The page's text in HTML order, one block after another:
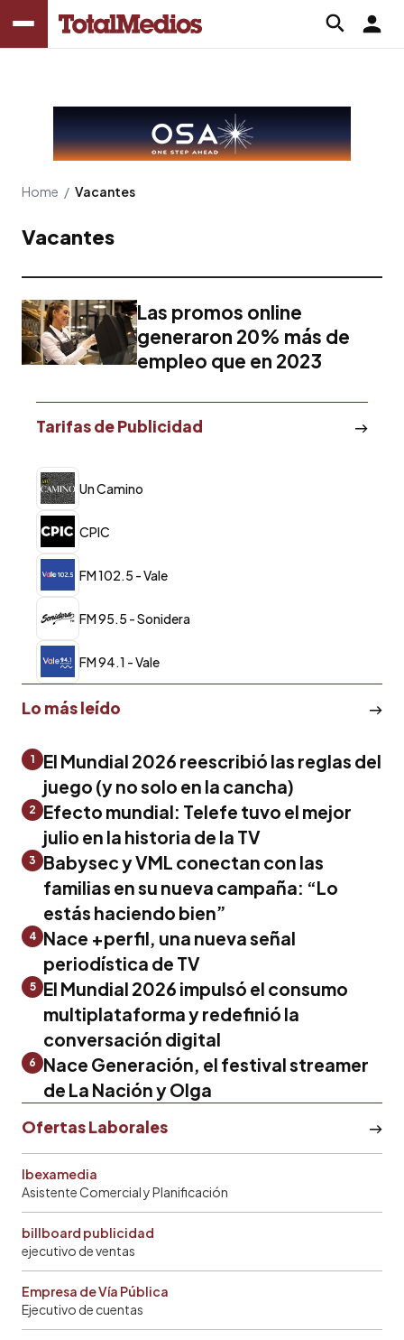
Home / Vacantes
Vacantes
Las promos online
generaron 20% más de
empleo que en 2023
Tarifas de Publicidad
Un Camino
CPIC
FM 102.5 - Vale
FM 95.5 - Sonidera
FM 94.1 - Vale
Lo más leído
1
El Mundial 2026 reescribió las reglas del
juego (y no solo en la cancha)
2
Efecto mundial: Telefe tuvo el mejor
julio en la historia de la TV
3
Babysec y VML conectan con las
familias en su nueva campaña: “Lo
estás haciendo bien”
4 Nace +perfil, una nueva señal
periodística de TV
5
El Mundial 2026 impulsó el consumo
multiplataforma y redefinió la
conversación digital
6
Nace Generación, el festival streamer
de La Nación y Olga
Ofertas Laborales
Ibexamedia
Asistente Comercial y Planificación
billboard publicidad
ejecutivo de ventas
Empresa de Vía Pública
Ejecutivo de cuentas